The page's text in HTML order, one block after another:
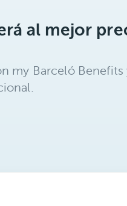
al mejor
my Barceló Benefits